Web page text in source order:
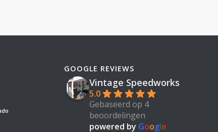
GOOGLE REVIEWS
Vintage Speedworks
5.0
Gebaseerd op 4
beoordelingen
powered by Google